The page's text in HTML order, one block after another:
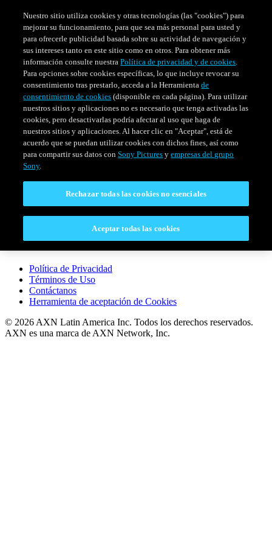
HORARIO EVENTOS ESPECIALES
Venezuela
LEGAL
Política de Privacidad
Términos de Uso
Contáctanos
Herramienta de aceptación de Cookies
© 2026 AXN Latin America Inc. Todos los derechos reservados.
AXN es una marca de AXN Network, Inc.
Nuestro sitio utiliza cookies y otras tecnologías (las "cookies") para
mejorar su funcionamiento, para que sea más personal para usted y
para ofrecerle publicidad basada sobre su actividad de navegación y
sus intereses tanto en este sitio como en otros. Para obtener más
información consulte nuestraPolítica de privacidad y de cookies.
Para opciones sobre cookies específicas, lo que incluye revocar su
consentimiento tras prestarlo, acceda a la Herramientade
consentimiento de cookies (disponible en cada página). Para utilizar
nuestros sitios y aplicaciones no es necesario que tenga activadas las
cookies, pero desactivarlas podría afectar al uso que haga de
nuestros sitios y aplicaciones. Al hacer clic en "Aceptar", está de
acuerdo que se puedan utilizar cookies con dichos fines, así como
para compartir sus datos conSony Pictures yempresas del grupo
Sony.
Rechazar todas las cookies no esenciales
Aceptar todas las cookies